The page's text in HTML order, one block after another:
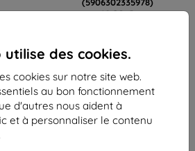
utilise des cookies.
cookies sur notre site web.
au bon fonctionnement
d'autres nous aident à
et à personnaliser le contenu
18,90 €
Dernier article en stock
-25%